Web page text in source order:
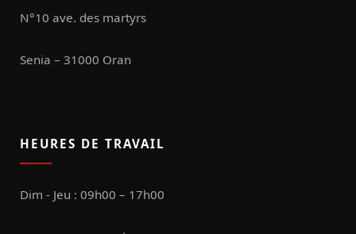
N°10 ave. des martyrs
Senia – 31000 Oran
HEURES DE TRAVAIL
Dim - Jeu : 09h00 – 17h00